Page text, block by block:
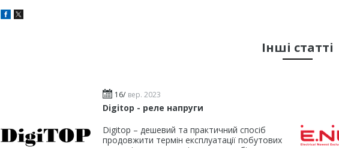
Інші статті
16/ вер. 2023
Digitop - реле напруги
Digitop – дешевий та практичний спосіб
продовжити термін експлуатації побутових